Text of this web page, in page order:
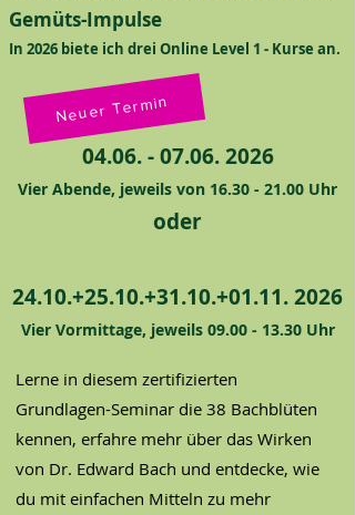
Gemüts-Impulse​
In 2026 biete ich drei Online Level 1 - Kurse an.
04.06. - 07.06. 2026
Vier Abende, jeweils von 16.30 - 21.00 Uhr
oder
24.10.+25.10.+31.10.+01.11. 2026​
Vier Vormittage, jeweils 09.00 - 13.30Uhr
Neuer Termin
Lerne in diesem zertifizierten
Grundlagen-Seminar die 38 Bachblüten
kennen, erfahre mehr über das Wirken
von Dr. Edward Bach und entdecke, wie
du mit einfachen Mitteln zu mehr